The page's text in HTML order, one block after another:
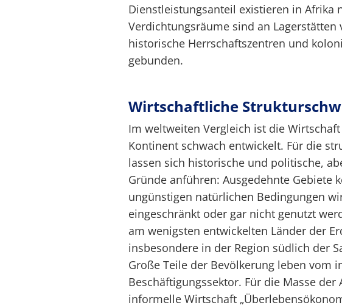
Dienstleistungsanteil existieren in Afrika
Verdichtungsräume sind an Lagerstätten
historische Herrschaftszentren und
gebunden.
Wirtschaftliche
Im weltweiten Vergleich ist die
Kontinent schwach entwickelt. Für die
lassen sich historische und politische,
Gründe anführen: Ausgedehnte Gebiete
ungünstigen natürlichen Bedingungen
eingeschränkt oder gar nicht genutzt
am wenigsten entwickelten Länder der
insbesondere in der Region südlich der
Große Teile der Bevölkerung leben vom
Beschäftigungssektor. Für die Masse der
informelle Wirtschaft